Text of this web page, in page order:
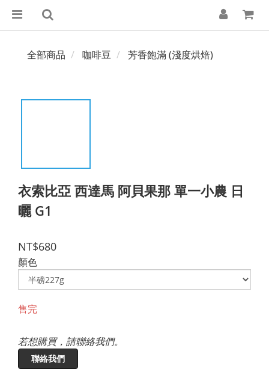
全部商品 咖啡豆 芳香飽滿 (淺度烘焙)
衣索比亞 西達馬 阿貝果那 單一小農 日
曬 G1
NT$680
顏色
售完
若想購買，請聯絡我們。
聯絡我們